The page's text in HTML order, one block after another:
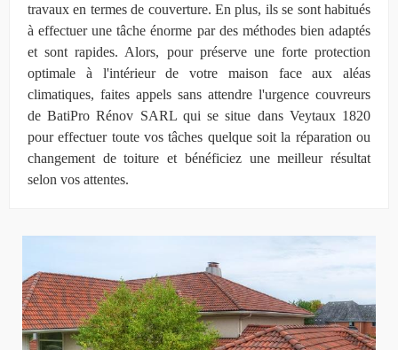
travaux en termes de couverture. En plus, ils se sont habitués
à effectuer une tâche énorme par des méthodes bien adaptés
et sont rapides. Alors, pour préserve une forte protection
optimale à l'intérieur de votre maison face aux aléas
climatiques, faites appels sans attendre l'urgence couvreurs
de BatiPro Rénov SARL qui se situe dans Veytaux 1820
pour effectuer toute vos tâches quelque soit la réparation ou
changement de toiture et bénéficiez une meilleur résultat
selon vos attentes.